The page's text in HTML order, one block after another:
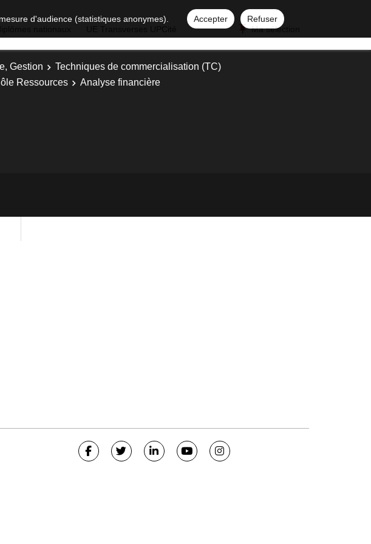
d'audience (statistiques anonymes). Accepter
Refuser
Ma sélection
Gestion
Techniques de commercialisation (TC)
Ressources Analyse financière